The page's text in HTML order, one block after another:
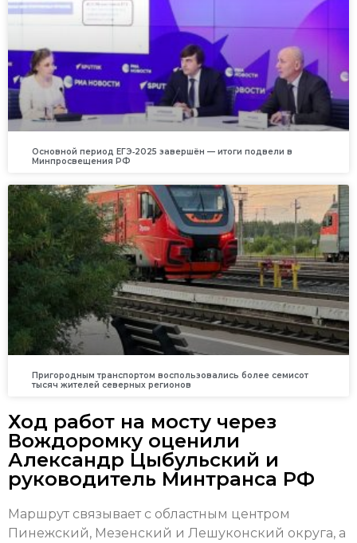
Основной период ЕГЭ‑2025 завершён — итоги подвели в
Минпросвещения РФ
Пригородным транспортом воспользовались более семисот
тысяч жителей северных регионов
Ход работ на мосту через
Вождоромку оценили
Александр Цыбульский и
руководитель Минтранса РФ
Маршрут связывает с областным центром
Пинежский, Мезенский и Лешуконский округа, а